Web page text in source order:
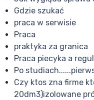
Gdzie szukać
praca w serwisie
Praca
praktyka za granica
Praca piecyka a
Po
Czy ktos zna firme
20dm3)izolowane